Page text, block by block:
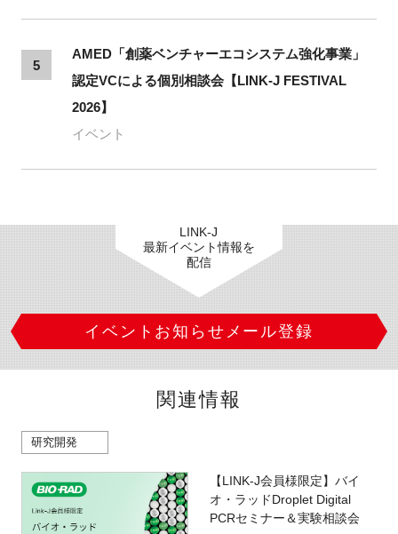
5
AMED「創薬ベンチャーエコシステム強化事業」
認定VCによる個別相談会【LINK-J FESTIVAL
2026】
イベント
LINK-J
最新イベント情報を
配信
イベントお知らせメール登録
関連情報
研究開発
【LINK-J会員様限定】バイ
オ・ラッドDroplet Digital
PCRセミナー＆実験相談会